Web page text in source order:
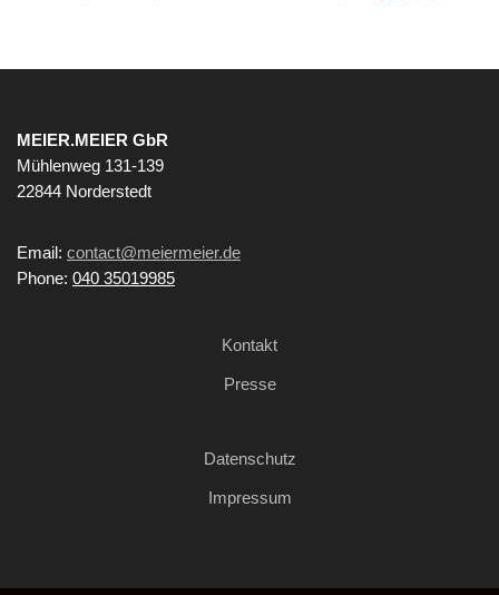
MEIER.MEIER GbR
Mühlenweg 131-139
22844 Norderstedt
Email: contact@meiermeier.de
Phone: 040 35019985
Kontakt
Presse
Datenschutz
Impressum